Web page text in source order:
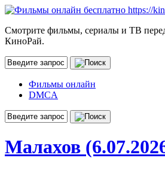
Смотрите фильмы, сериалы и ТВ
КиноРай.
Фильмы онлайн
DMCA
Малахов